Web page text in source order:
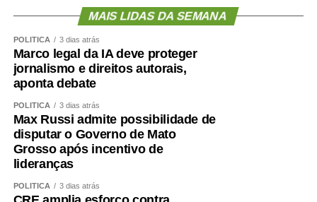
MAIS LIDAS DA SEMANA
POLÍTICA 3 dias atrás
Marco legal da IA deve proteger
jornalismo e direitos autorais,
aponta debate
POLÍTICA 3 dias atrás
Max Russi admite possibilidade de
disputar o Governo de Mato
Grosso após incentivo de
lideranças
POLÍTICA 3 dias atrás